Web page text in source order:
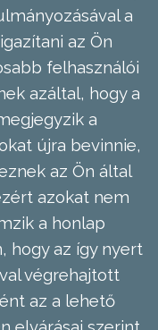
a
az Ön
felhasználói
azáltal, hogy a
a
újra bevinnie,
az Ön által
azokat nem
a honlap
hogy az így nyert
végrehajtott
az a lehető